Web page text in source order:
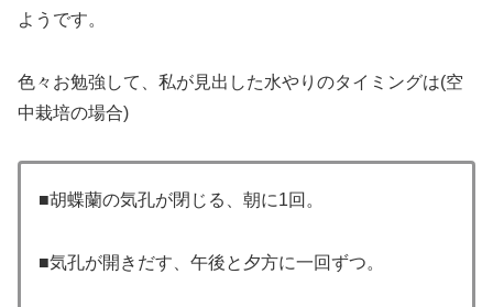
ようです。
色々お勉強して、私が見出した水やりのタイミングは(空
中栽培の場合)
■胡蝶蘭の気孔が閉じる、朝に1回。
■気孔が開きだす、午後と夕方に一回ずつ。